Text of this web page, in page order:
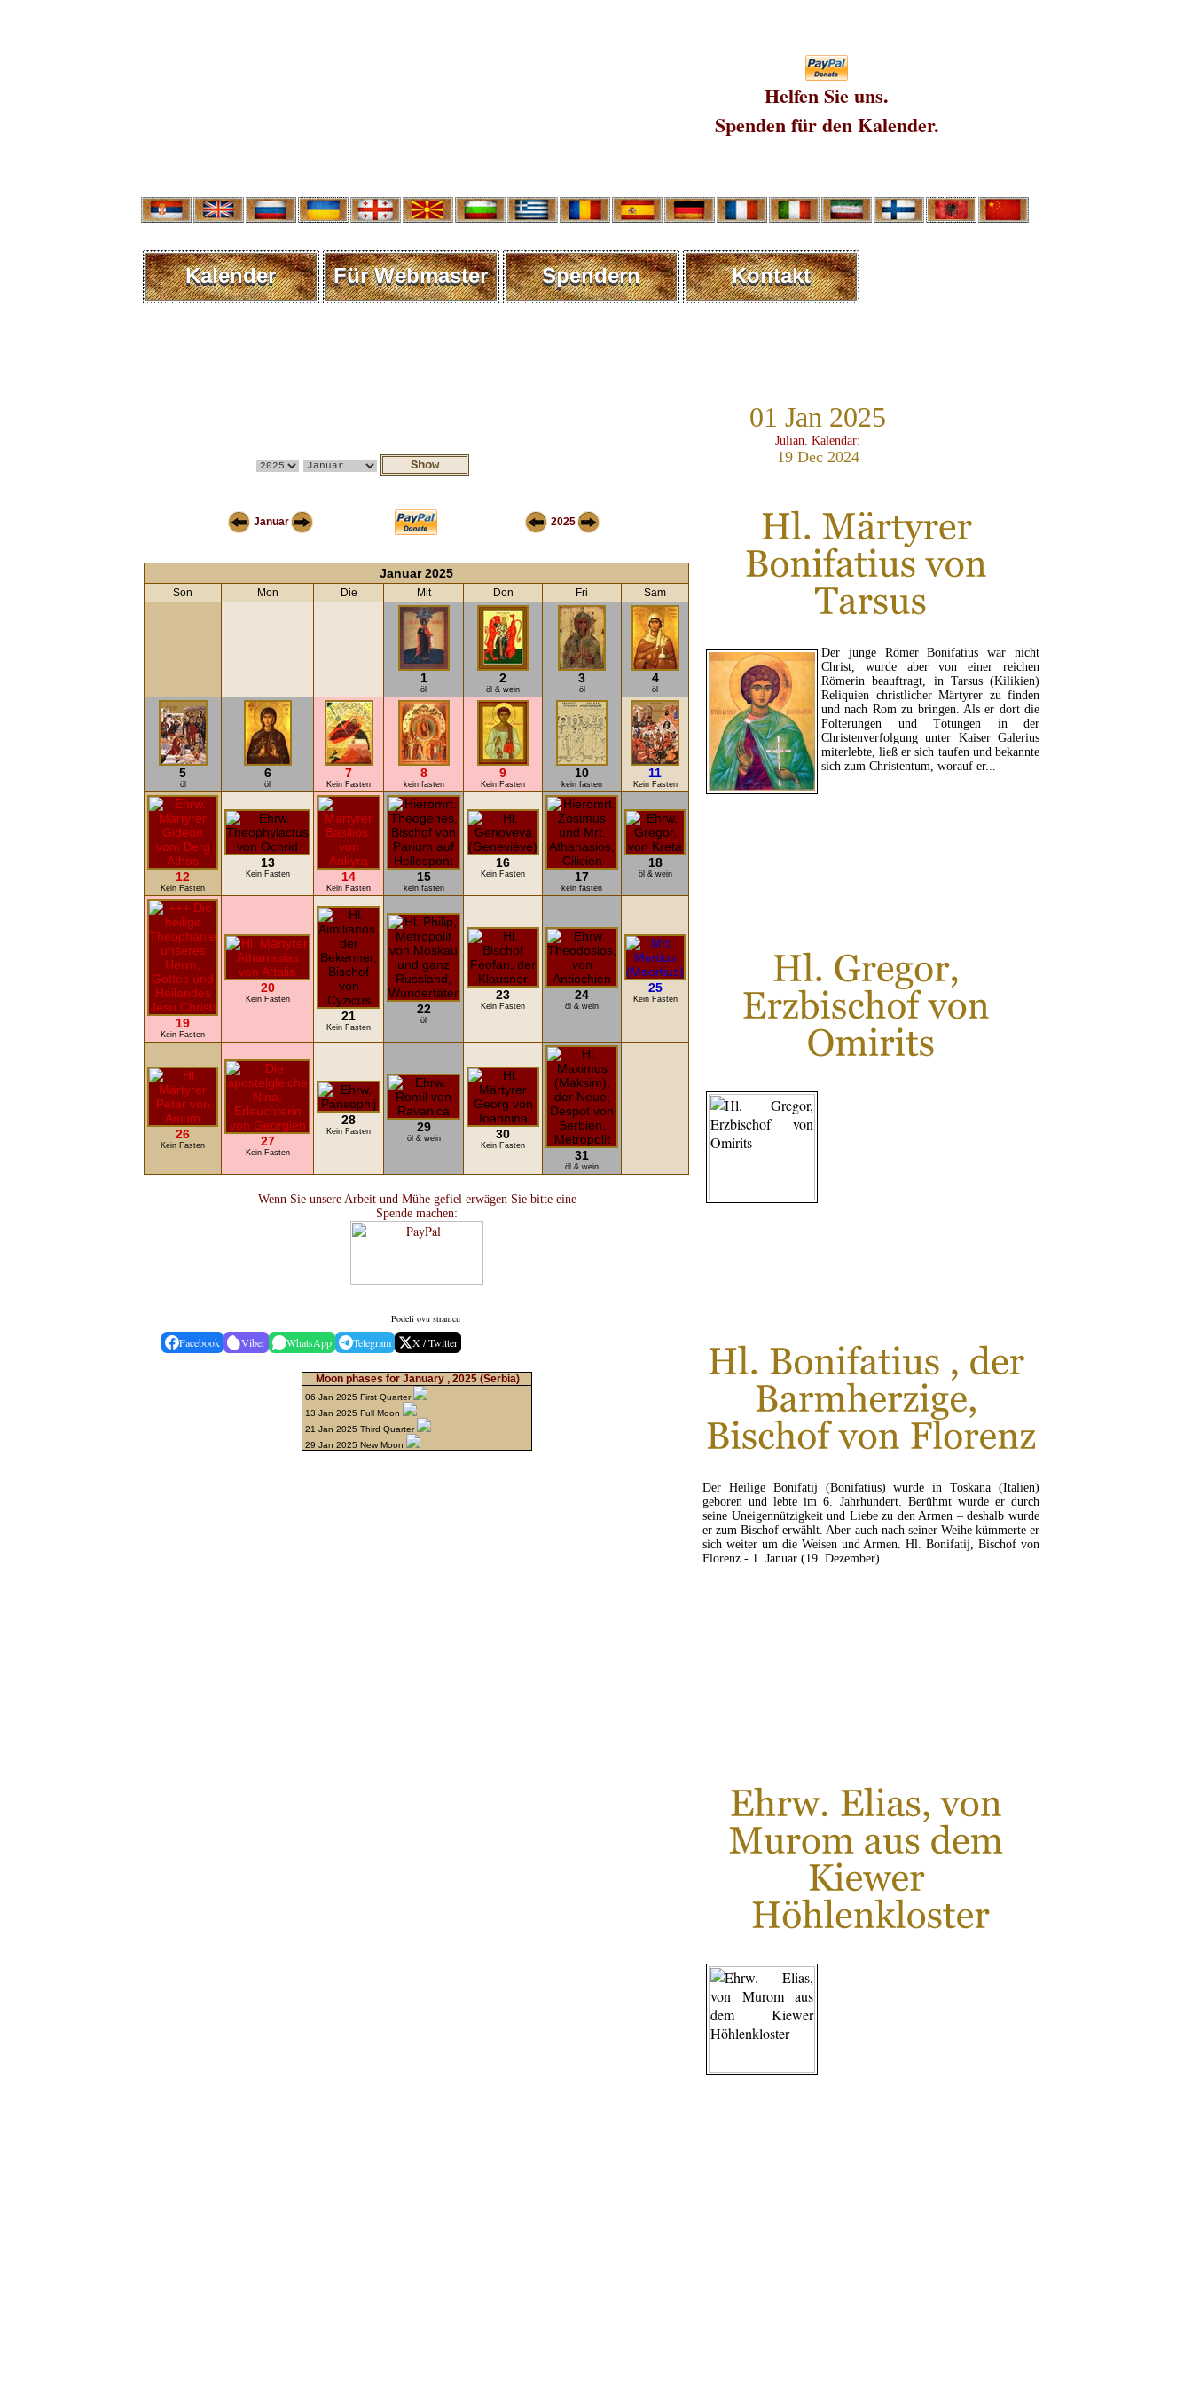
Helfen Sie uns.
Spenden für den Kalender.
Kalender Für Webmaster Spendern Kontakt
01 Jan 2025
Julian. Kalendar:
19 Dec 2024
Januar 2025
Der junge Römer Bonifatius war nicht
Christ, wurde aber von einer reichen
Römerin beauftragt, in Tarsus (Kilikien)
Reliquien christlicher Märtyrer zu finden
und nach Rom zu bringen. Als er dort die
Folterungen und Tötungen in der
Christenverfolgung unter Kaiser Galerius
miterlebte, ließ er sich taufen und bekannte
sich zum Christentum, worauf er...
Der Heilige Bonifatij (Bonifatius) wurde in Toskana (Italien)
geboren und lebte im 6. Jahrhundert. Berühmt wurde er durch
seine Uneigennützigkeit und Liebe zu den Armen – deshalb wurde
er zum Bischof erwählt. Aber auch nach seiner Weihe kümmerte er
sich weiter um die Weisen und Armen. Hl. Bonifatij, Bischof von
Florenz - 1. Januar (19. Dezember)
Januar 2025
Son Mon Die Mit Don Fri Sam
1
öl
2
öl & wein
3
öl
4
öl
5
öl
6
öl
7
Kein Fasten
8
kein fasten
9
Kein Fasten
10
kein fasten
11
Kein Fasten
12
Kein Fasten
13
Kein Fasten 14
Kein Fasten
15
kein fasten
16
Kein Fasten 17
kein fasten
18
öl & wein
19
Kein Fasten
20
Kein Fasten
21
Kein Fasten
22
öl
23
Kein Fasten
24
öl & wein
25
Kein Fasten
26
Kein Fasten 27
Kein Fasten
28
Kein Fasten 29
öl & wein 30
Kein Fasten
31
öl & wein
Wenn Sie unsere Arbeit und Mühe gefiel erwägen Sie bitte eine
Spende machen:
Podeli ovu stranicu
Facebook Viber WhatsApp Telegram X / Twitter
Moon phases for January , 2025 (Serbia)
06 Jan 2025 First Quarter
13 Jan 2025 Full Moon
21 Jan 2025 Third Quarter
29 Jan 2025 New Moon